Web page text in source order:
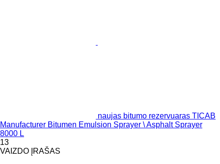
naujas bitumo rezervuaras TICAB
Manufacturer Bitumen Emulsion Sprayer \ Asphalt Sprayer
8000 L
13
VAIZDO ĮRAŠAS